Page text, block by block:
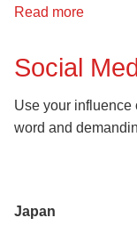
群
體
Read more
Us
Social
Use your influence
word and
Japan